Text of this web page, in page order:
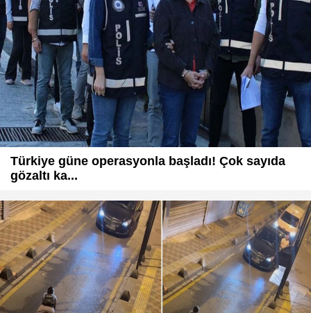
Türkiye güne operasyonla başladı! Çok sayıda
gözaltı ka...